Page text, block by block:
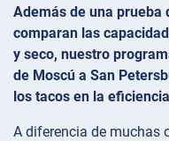
Además de una prueba
comparan las
y seco, nuestro
de Moscú a San
los tacos en la
A diferencia de muchas